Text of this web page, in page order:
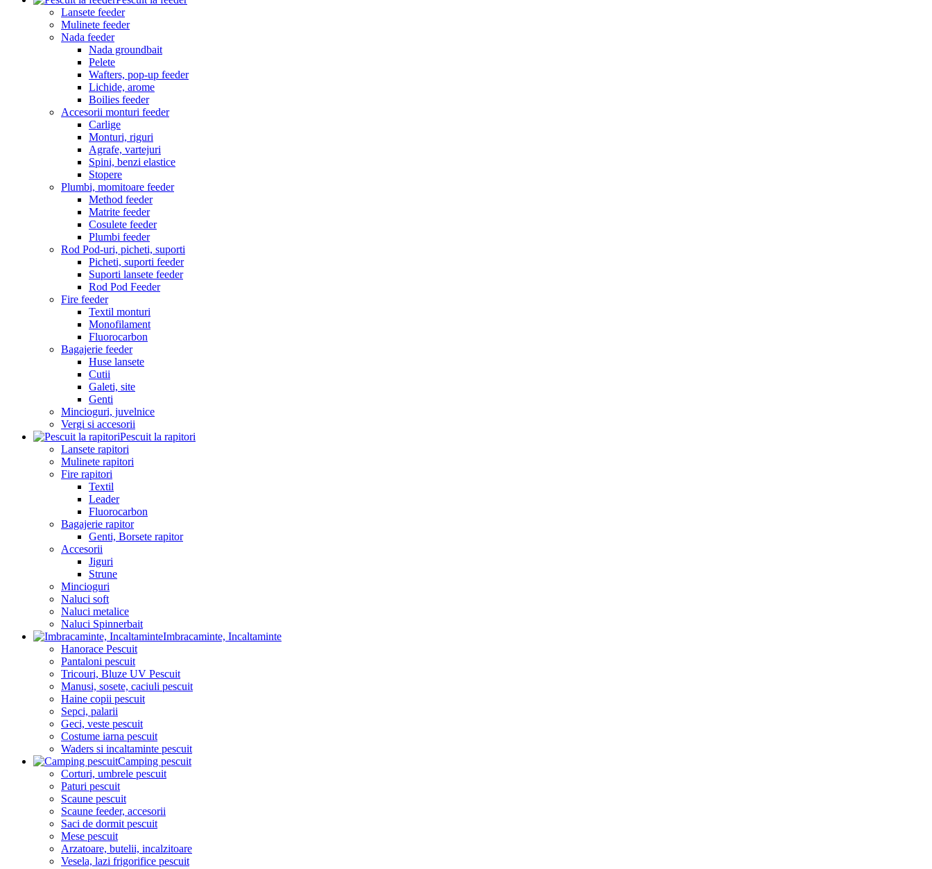
Lansete feeder
Mulinete feeder
Nada feeder
Nada groundbait
Pelete
Wafters, pop-up feeder
Lichide, arome
Boilies feeder
Accesorii monturi feeder
Carlige
Monturi, riguri
Agrafe, vartejuri
Spini, benzi elastice
Stopere
Plumbi, momitoare feeder
Method feeder
Matrite feeder
Cosulete feeder
Plumbi feeder
Rod Pod-uri, picheti, suporti
Picheti, suporti feeder
Suporti lansete feeder
Rod Pod Feeder
Fire feeder
Textil monturi
Monofilament
Fluorocarbon
Bagajerie feeder
Huse lansete
Cutii
Galeti, site
Genti
Mincioguri, juvelnice
Vergi si accesorii
Pescuit la rapitori
Lansete rapitori
Mulinete rapitori
Fire rapitori
Textil
Leader
Fluorocarbon
Bagajerie rapitor
Genti, Borsete rapitor
Accesorii
Jiguri
Strune
Mincioguri
Naluci soft
Naluci metalice
Naluci Spinnerbait
Imbracaminte, Incaltaminte
Hanorace Pescuit
Pantaloni pescuit
Tricouri, Bluze UV Pescuit
Manusi, sosete, caciuli pescuit
Haine copii pescuit
Sepci, palarii
Geci, veste pescuit
Costume iarna pescuit
Waders si incaltaminte pescuit
Camping pescuit
Corturi, umbrele pescuit
Paturi pescuit
Scaune pescuit
Scaune feeder, accesorii
Saci de dormit pescuit
Mese pescuit
Arzatoare, butelii, incalzitoare
Vesela, lazi frigorifice pescuit